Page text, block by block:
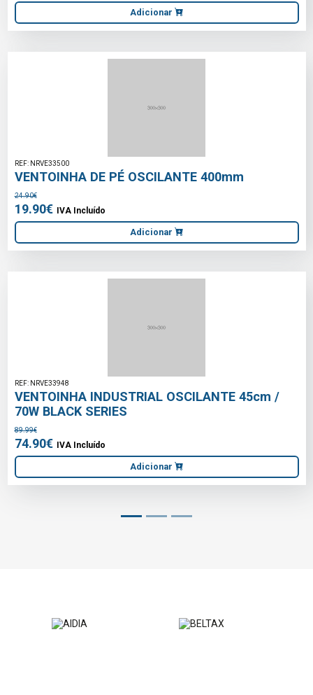
Adicionar
REF: NRVE33500
VENTOINHA DE PÉ OSCILANTE 400mm
24.90€
19.90€ IVA Incluído
Adicionar
REF: NRVE33948
VENTOINHA INDUSTRIAL OSCILANTE 45cm /
70W BLACK SERIES
89.99€
74.90€ IVA Incluído
Adicionar